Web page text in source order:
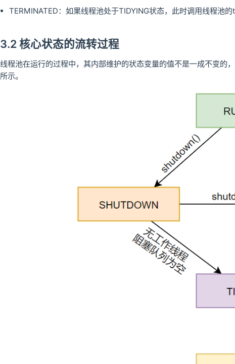
TERMINATED：如果线程池处于TIDYING状态，此时调用线程池
3.2 核心状态的流转过程
线程池在运行的过程中，其内部维护的状态变量的值不是一成不变的
所示。